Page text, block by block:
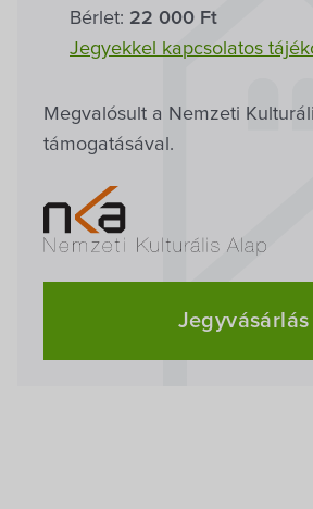
Bérlet: 22 000 Ft
Jegyekkel kapcsolatos
Megvalósult a Nemzeti
támogatásával.
Jegyvásárlás